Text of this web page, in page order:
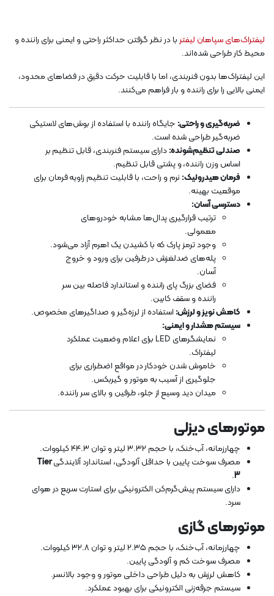
لیفتراک‌های سپاهان لیفتربا در نظر گرفتن حداکثر راحتی و ایمنی برای راننده و
محیط کار طراحی شده‌اند.
این لیفتراک‌ها بدون فنربندی، اما با قابلیت حرکت دقیق در فضاهای محدود،
ایمنی بالایی را برای راننده و بار فراهم می‌کنند.
ضربه‌گیری و راحتی: جایگاه راننده با استفاده از بوش‌های لاستیکی
ضربه‌گیر طراحی شده است.
صندلی تنظیم‌شونده:دارای سیستم فنربندی، قابل تنظیم بر
اساس وزن راننده، و پشتی قابل تنظیم.
فرمان هیدرولیک: نرم و راحت، با قابلیت تنظیم زاویه فرمان برای
موقعیت بهینه.
دسترسی آسان:
ترتیب قرارگیری پدال‌ها مشابه خودروهای
معمولی.
وجود ترمز پارک که با کشیدن یک اهرم آزاد می‌شود.
پله‌های ضدلغزش در طرفین برای ورود و خروج
آسان.
فضای بزرگ پای راننده و استاندارد فاصله بین سر
راننده و سقف کابین.
کاهش نویز و لرزش:استفاده از لرزه‌گیر و صداگیرهای مخصوص.
سیستم هشدار و ایمنی:
نمایشگرهای LED برای اعلام وضعیت عملکرد
لیفتراک.
خاموش شدن خودکار در مواقع اضطراری برای
جلوگیری از آسیب به موتور و گیربکس.
میدان دید وسیع از جلو، طرفین و بالای سر راننده.
موتورهای دیزلی
چهارزمانه، آب‌خنک، با حجم ۳.۳۲ لیتر و توان ۴۴.۳ کیلووات.
مصرف سوخت پایین با حداقل آلودگی، استاندارد آلایندگیTier
3
.
دارای سیستم پیش‌گرم‌کن الکترونیکی برای استارت سریع در هوای
سرد.
موتورهای گازی
چهارزمانه، آب‌خنک، با حجم ۲.۳۵ لیتر و توان ۳۲.۸ کیلووات.
مصرف سوخت کم و آلودگی پایین.
کاهش لرزش به دلیل طراحی داخلی موتور و وجود بالانسر.
سیستم جرقه‌زنی الکترونیکی برای بهبود عملکرد.